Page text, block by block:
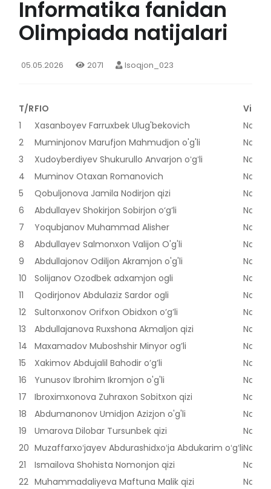
Informatika fanidan
Olimpiada natijalari
05.05.2026 2071 Isoqjon_023
T/RFIO
1
Xasanboyev Farruxbek Ulug'bekovich
2
Muminjonov Marufjon Mahmudjon o'g'li
3
Xudoyberdiyev Shukurullo Anvarjon oʻgʻli
4
Muminov Otaxan Romanovich
5
Qobuljonova Jamila Nodirjon qizi
6
Abdullayev Shokirjon Sobirjon o‘g‘li
7
Yoqubjanov Muhammad Alisher
8
Abdullayev Salmonxon Valijon O'g'li
9
Abdullajonov Odiljon Akramjon o'g'li
10
Solijanov Ozodbek adxamjon ogli
11
Qodirjonov Abdulaziz Sardor ogli
12
Sultonxonov Orifxon Obidxon o’g’li
13
Abdullajanova Ruxshona Akmaljon qizi
14
Maxamadov Muboshshir Minyor og’li
15
Xakimov Abdujalil Bahodir o’g’li
16
Yunusov Ibrohim Ikromjon o'g'li
17
Ibroximxonova Zuhraxon Sobitxon qizi
18
Abdumanonov Umidjon Azizjon o'g'li
19
Umarova Dilobar Tursunbek qizi
20 Muzaffarxoʻjayev Abdurashidxoʻja Abdukarim oʻgʻli
21
Ismailova Shohista Nomonjon qizi
22 Muhammadaliyeva Maftuna Malik qizi